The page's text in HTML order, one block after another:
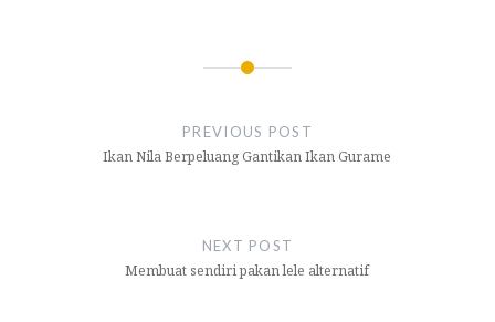
PREVIOUS POST
Ikan Nila Berpeluang Gantikan Ikan Gurame
NEXT POST
Membuat sendiri pakan lele alternatif